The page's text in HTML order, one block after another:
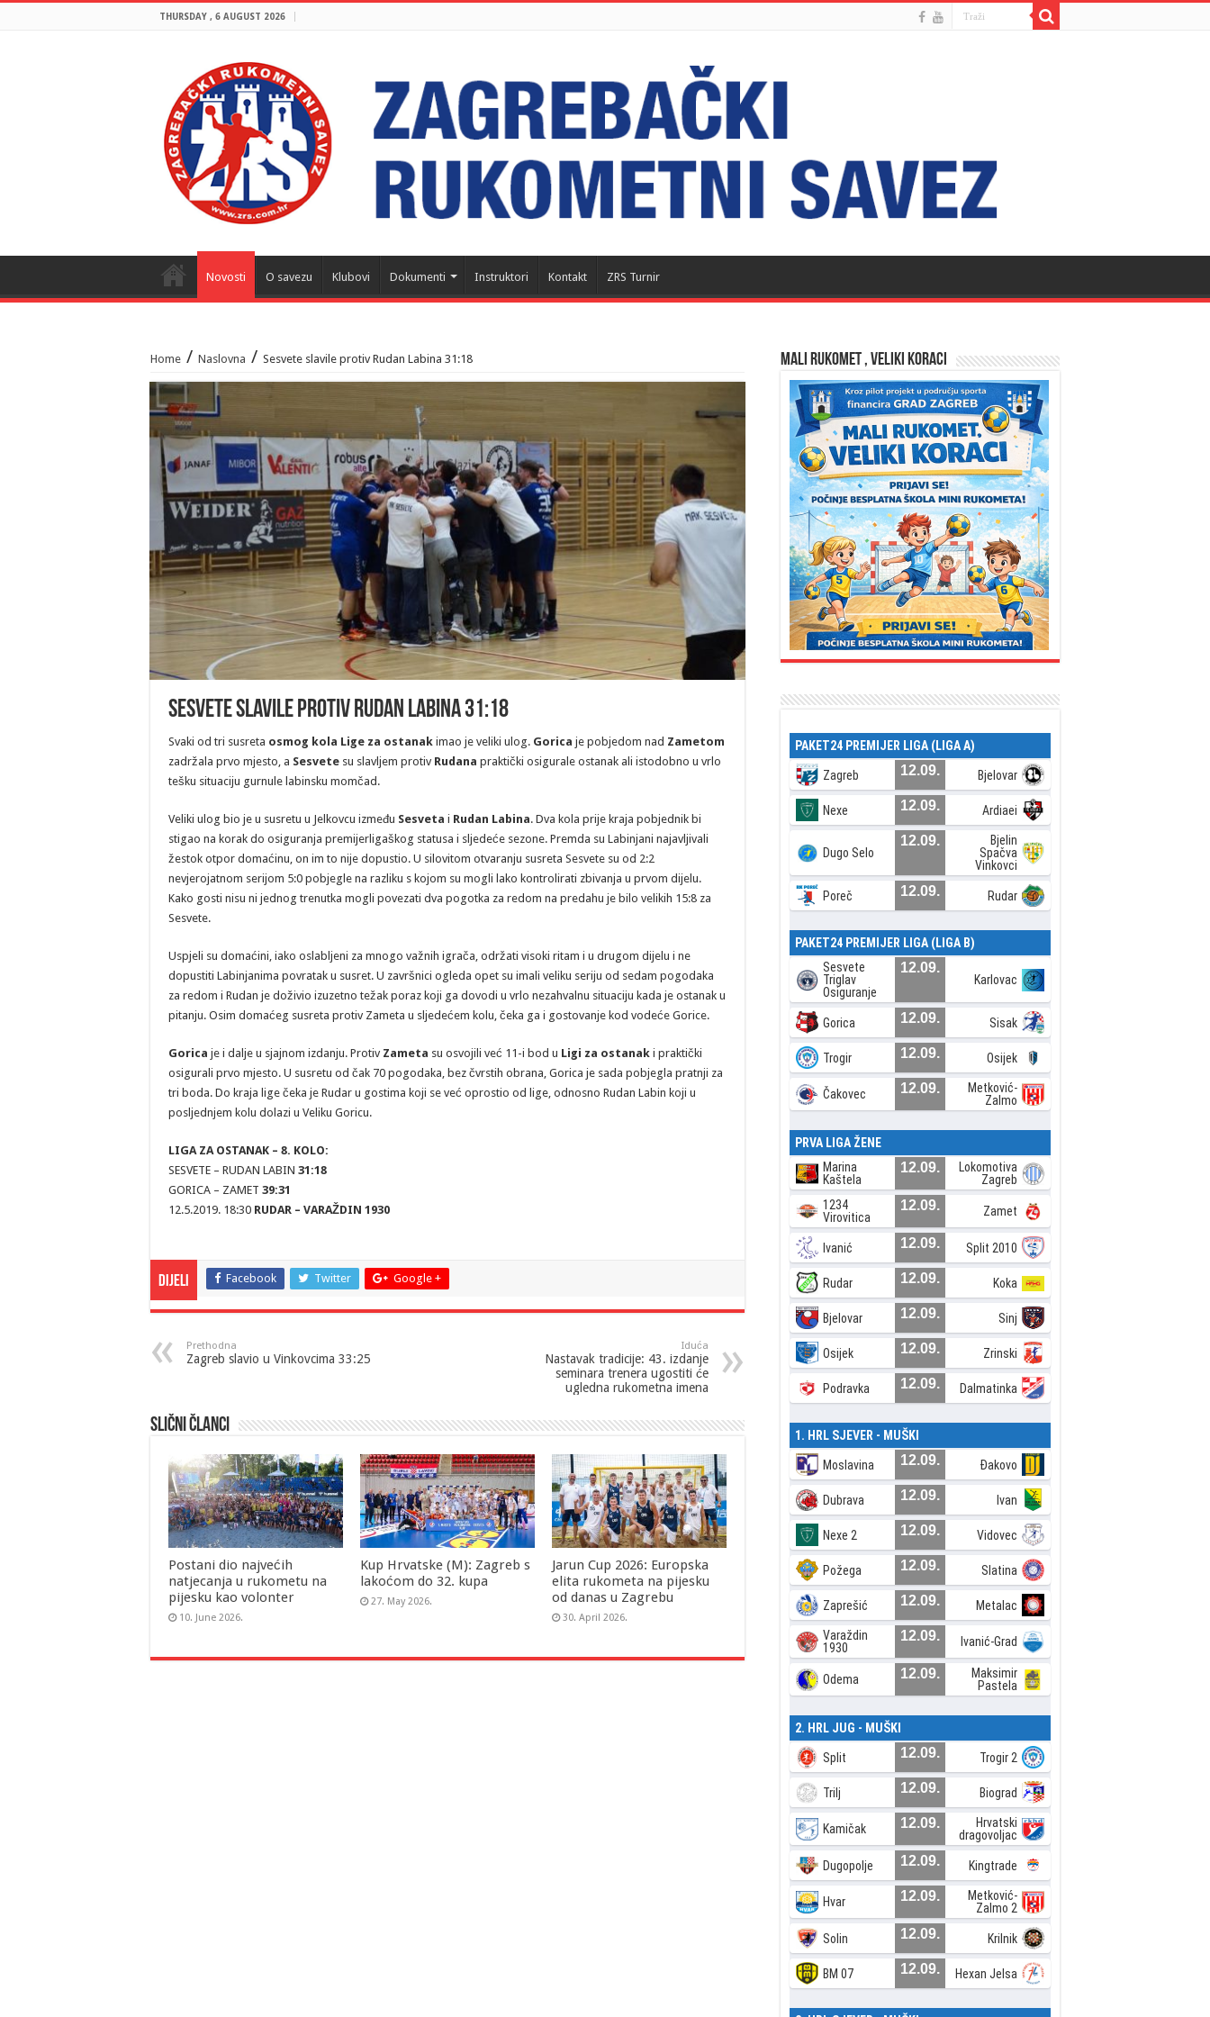
THURSDAY , 6 AUGUST 2026
Novosti O savezu Klubovi Dokumenti Instruktori Kontakt ZRS Turnir
Home / Naslovna / Sesvete slavile protiv Rudan Labina 31:18
Sesvete slavile protiv Rudan Labina 31:18
Svaki od tri susreta osmog kola Lige za ostanak imao je veliki ulog. Gorica je pobjedom nad Zametom
zadržala prvo mjesto, a Sesvete su slavljem protiv Rudana praktički osigurale ostanak ali istodobno u vrlo
tešku situaciju gurnule labinsku momčad.
Veliki ulog bio je u susretu u Jelkovcu između Sesveta i Rudan Labina. Dva kola prije kraja pobjednik bi
stigao na korak do osiguranja premijerligaškog statusa i sljedeće sezone. Premda su Labinjani najavljivali
žestok otpor domaćinu, on im to nije dopustio. U silovitom otvaranju susreta Sesvete su od 2:2
nevjerojatnom serijom 5:0 pobjegle na razliku s kojom su mogli lako kontrolirati zbivanja u prvom dijelu.
Kako gosti nisu ni jednog trenutka mogli povezati dva pogotka za redom na predahu je bilo velikih 15:8 za
Sesvete.
Uspjeli su domaćini, iako oslabljeni za mnogo važnih igrača, održati visoki ritam i u drugom dijelu i ne
dopustiti Labinjanima povratak u susret. U završnici ogleda opet su imali veliku seriju od sedam pogodaka
za redom i Rudan je doživio izuzetno težak poraz koji ga dovodi u vrlo nezahvalnu situaciju kada je ostanak u
pitanju. Osim domaćeg susreta protiv Zameta u sljedećem kolu, čeka ga i gostovanje kod vodeće Gorice.
Gorica je i dalje u sjajnom izdanju. Protiv Zameta su osvojili već 11-i bod u Ligi za ostanak i praktički
osigurali prvo mjesto. U susretu od čak 70 pogodaka, bez čvrstih obrana, Gorica je sada pobjegla pratnji za
tri boda. Do kraja lige čeka je Rudar u gostima koji se već oprostio od lige, odnosno Rudan Labin koji u
posljednjem kolu dolazi u Veliku Goricu.
LIGA ZA OSTANAK – 8. KOLO:
SESVETE – RUDAN LABIN 31:18
GORICA – ZAMET 39:31
12.5.2019. 18:30 RUDAR – VARAŽDIN 1930
Dijeli Facebook Twitter Google +
Prethodna
Zagreb slavio u Vinkovcima 33:25
Iduća
Nastavak tradicije: 43. izdanje
seminara trenera ugostiti će
ugledna rukometna imena
Slični članci
Postani dio najvećih
natjecanja u rukometu na
pijesku kao volonter
10. June 2026.
Kup Hrvatske (M): Zagreb s
lakoćom do 32. kupa
27. May 2026.
Jarun Cup 2026: Europska
elita rukometa na pijesku
od danas u Zagrebu
30. April 2026.
MALI RUKOMET , VELIKI KORACI
PAKET24 PREMIJER LIGA (LIGA A)
Zagreb 12.09. Bjelovar
Nexe 12.09. Ardiaei
Dugo Selo
12.09.
Bjelin
Spačva
Vinkovci
Poreč 12.09. Rudar
PAKET24 PREMIJER LIGA (LIGA B)
Sesvete
Triglav
Osiguranje
12.09.
Karlovac
Gorica 12.09. Sisak
Trogir 12.09. Osijek
Čakovec 12.09.
Metković-
Zalmo
PRVA LIGA ŽENE
Marina
Kaštela
12.09.
Lokomotiva
Zagreb
1234
Virovitica
12.09. Zamet
Ivanić 12.09. Split 2010
Rudar 12.09. Koka
Bjelovar 12.09. Sinj
Osijek 12.09. Zrinski
Podravka 12.09. Dalmatinka
1. HRL SJEVER - MUŠKI
Moslavina 12.09. Đakovo
Dubrava 12.09. Ivan
Nexe 2 12.09. Vidovec
Požega 12.09. Slatina
Zaprešić 12.09. Metalac
Varaždin
1930
12.09. Ivanić-Grad
Odema 12.09.
Maksimir
Pastela
2. HRL JUG - MUŠKI
Split 12.09. Trogir 2
Trilj 12.09. Biograd
Kamičak 12.09.
Hrvatski
dragovoljac
Dugopolje 12.09. Kingtrade
Hvar 12.09.
Metković-
Zalmo 2
Solin 12.09. Krilnik
BM 07 12.09. Hexan Jelsa